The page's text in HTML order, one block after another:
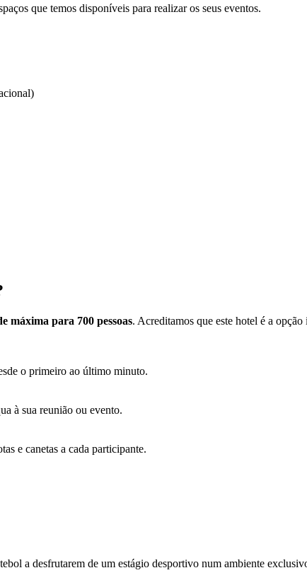
que temos disponíveis para realizar os seus eventos.
máxima para 700 pessoas. Acreditamos que este hotel é a
o primeiro ao último minuto.
à sua reunião ou evento.
e canetas a cada participante.
a desfrutarem de um estágio desportivo num ambiente